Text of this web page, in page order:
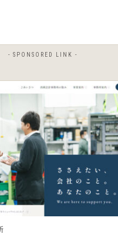
- SPONSORED LINK -